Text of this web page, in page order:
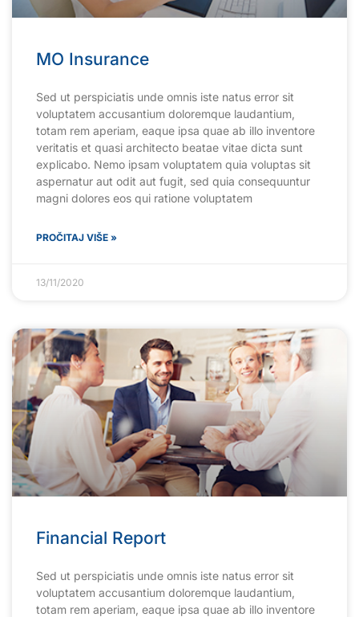
MO Insurance
Sed ut perspiciatis unde omnis iste natus error sit
voluptatem accusantium doloremque laudantium,
totam rem aperiam, eaque ipsa quae ab illo inventore
veritatis et quasi architecto beatae vitae dicta sunt
explicabo. Nemo ipsam voluptatem quia voluptas sit
aspernatur aut odit aut fugit, sed quia consequuntur
magni dolores eos qui ratione voluptatem
PROČITAJ VIŠE »
13/11/2020
Financial Report
Sed ut perspiciatis unde omnis iste natus error sit
voluptatem accusantium doloremque laudantium,
totam rem aperiam, eaque ipsa quae ab illo inventore